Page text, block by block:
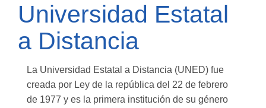
Universidad Estatal
a Distancia
La Universidad Estatal a Distancia (UNED) fue
creada por Ley de la república del 22 de febrero
de 1977 y es la primera institución de su género